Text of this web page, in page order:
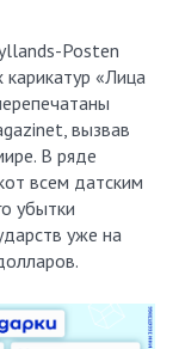
Posten
карикатур «Лица
вызвав
В ряде
всем датским
убытки
уже на